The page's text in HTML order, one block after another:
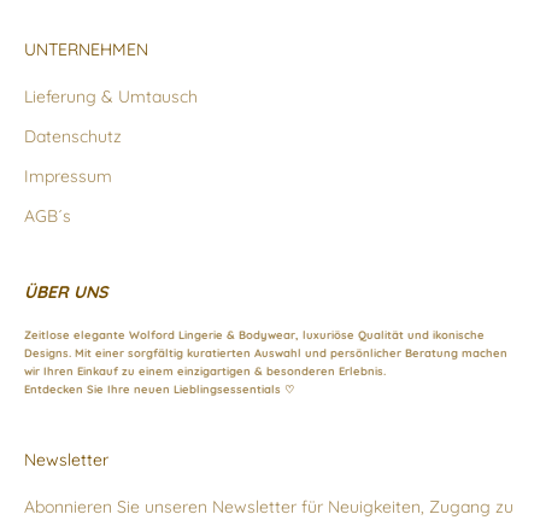
UNTERNEHMEN
Lieferung & Umtausch
Datenschutz
Impressum
AGB´s
ÜBER UNS
Zeitlose elegante Wolford Lingerie & Bodywear, luxuriöse Qualität und ikonische
Designs. Mit einer sorgfältig kuratierten Auswahl und persönlicher Beratung machen
wir Ihren Einkauf zu einem einzigartigen & besonderen Erlebnis.
Entdecken Sie Ihre neuen Lieblingsessentials ♡
Newsletter
Abonnieren Sie unseren Newsletter für Neuigkeiten, Zugang zu